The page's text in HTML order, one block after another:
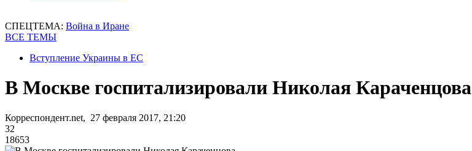
СПЕЦТЕМА: Война в Иране
ВСЕ ТЕМЫ
Вступление Украины в ЕС
В Москве госпитализировали Николая Караченцова
Корреспондент.net, 27 февраля 2017, 21:20
32
18653